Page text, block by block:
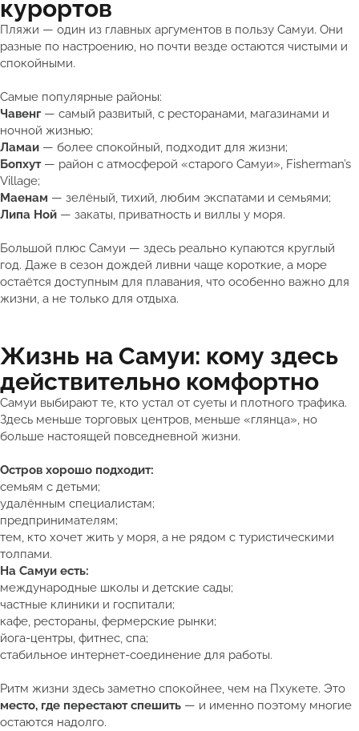
курортов
Пляжи — один из главных аргументов в пользу Самуи. Они
разные по настроению, но почти везде остаются чистыми и
спокойными.
Самые популярные районы:
Чавенг— самый развитый, с ресторанами, магазинами и
ночной жизнью;
Ламаи — более спокойный, подходит для жизни;
Бопхут — район с атмосферой «старого Самуи», Fisherman’s
Village;
Маенам — зелёный, тихий, любим экспатами и семьями;
Липа Ной — закаты, приватность и виллы у моря.
Большой плюс Самуи — здесь реально купаются круглый
год. Даже в сезон дождей ливни чаще короткие, а море
остаётся доступным для плавания, что особенно важно для
жизни, а не только для отдыха.
Жизнь на Самуи: кому здесь
действительно комфортно
Самуи выбирают те, кто устал от суеты и плотного трафика.
Здесь меньше торговых центров, меньше «глянца», но
больше настоящей повседневной жизни.
Остров хорошо подходит:
семьям с детьми;
удалённым специалистам;
предпринимателям;
тем, кто хочет жить у моря, а не рядом с туристическими
толпами.
На Самуи есть:
международные школы и детские сады;
частные клиники и госпитали;
кафе, рестораны, фермерские рынки;
йога-центры, фитнес, спа;
стабильное интернет-соединение для работы.
Ритм жизни здесь заметно спокойнее, чем на Пхукете. Это
место, где перестают спешить — и именно поэтому многие
остаются надолго.